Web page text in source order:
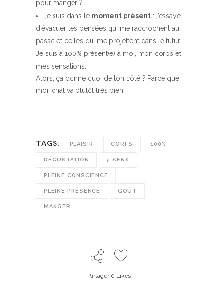
pour manger ?
je suis dans le moment présent : j’essaye
d’évacuer les pensées qui me raccrochent au
passé et celles qui me projettent dans le futur.
Je suis à 100% présent(e) à moi, mon corps et
mes sensations.
Alors, ça donne quoi de ton côté ? Parce que
moi, chat va plutôt très bien !!
TAGS: PLAISIR CORPS 100%
DÉGUSTATION 5 SENS
PLEINE CONSCIENCE
PLEINE PRÉSENCE GOÛT
MANGER
Partager 0 Likes